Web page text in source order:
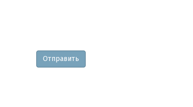
Отправить